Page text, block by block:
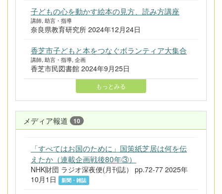
子どもの心を動かす絵本の見方、読み方講座
講師, 助言・指導
奈良県教育研究所 2024年12月24日
香芝市子どもと本をつなぐボランティア大集合
講師, 助言・指導, 企画
香芝市民図書館 2024年9月25日
もっとみる
メディア報道 10
「すべてはお国のために」国策紙芝居は何を伝
えたか（連載企画戦後80年③）
NHK財団 ラジオ深夜便(月刊誌） pp.72-77 2025年
10月1日
新聞・雑誌